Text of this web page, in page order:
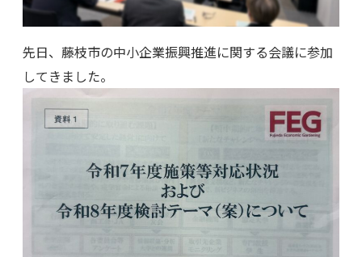
先日、藤枝市の中小企業振興推進に関する会議に参加
してきました。